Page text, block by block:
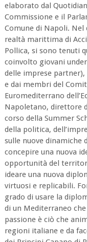
elaborato dal
Commissione e il
Comune di Napoli. Nel
realtà marittima di
Pollica, si sono tenuti
coinvolto giovani
delle imprese
e dai membri del
Euromediterrano
Napoletano, direttore
corso della Summer
della politica,
sulle nuove dinamiche
concepire una nuova
opportunità del
ideare una nuova
virtuosi e replicabili.
grado di usare la
di un Mediterraneo
passione è ciò che
regioni italiane e da